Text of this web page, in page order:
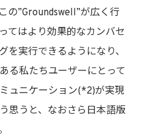
の”Groundswell”が広く行
てはより効果的なカンバセ
を実行できるようになり、
る私たちユーザーにとって
ュニケーション(*2)が実現
思うと、なおさら日本語版